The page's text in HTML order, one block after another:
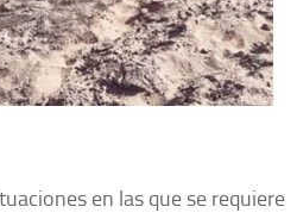
en las que se requiere